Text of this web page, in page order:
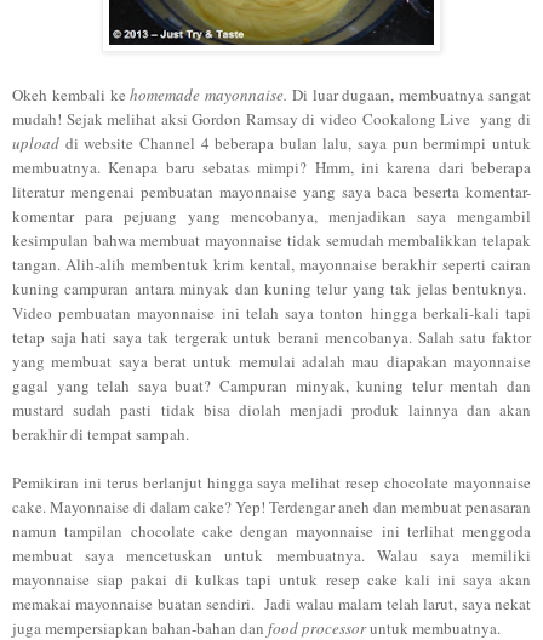
Okeh kembali kehomemade mayonnaise. Di luar dugaan, membuatnya sangat
mudah! Sejak melihat aksi Gordon Ramsay di video Cookalong Live yang di
upload di website Channel 4 beberapa bulan lalu, saya pun bermimpi untuk
membuatnya. Kenapa baru sebatas mimpi? Hmm, ini karena dari beberapa
literatur mengenai pembuatan mayonnaise yang saya baca beserta komentar-
komentar para pejuang yang mencobanya, menjadikan saya mengambil
kesimpulan bahwa membuat mayonnaise tidak semudah membalikkan telapak
tangan. Alih-alih membentuk krim kental, mayonnaise berakhir seperti cairan
kuning campuran antara minyak dan kuning telur yang tak jelas bentuknya.
Video pembuatan mayonnaise ini telah saya tonton hingga berkali-kali tapi
tetap saja hati saya tak tergerak untuk berani mencobanya. Salah satu faktor
yang membuat saya berat untuk memulai adalah mau diapakan mayonnaise
gagal yang telah saya buat? Campuran minyak, kuning telur mentah dan
mustard sudah pasti tidak bisa diolah menjadi produk lainnya dan akan
berakhir di tempat sampah.
Pemikiran ini terus berlanjut hingga saya melihat resep chocolate mayonnaise
cake. Mayonnaise di dalam cake? Yep! Terdengar aneh dan membuat penasaran
namun tampilan chocolate cake dengan mayonnaise ini terlihat menggoda
membuat saya mencetuskan untuk membuatnya. Walau saya memiliki
mayonnaise siap pakai di kulkas tapi untuk resep cake kali ini saya akan
memakai mayonnaise buatan sendiri. Jadi walau malam telah larut, saya nekat
juga mempersiapkan bahan-bahan dan food processoruntuk membuatnya.